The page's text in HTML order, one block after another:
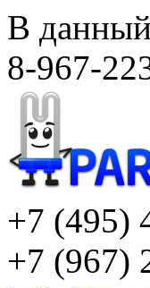
В данный
8-967-
+7 (495)
+7 (967)